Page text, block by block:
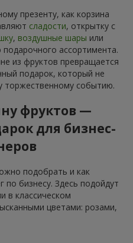
презенту, как корзина
сладости, открытку с
, воздушные шары или
подарочного ассортимента.
из фруктов превращается
подарок, который не
торжественному событию.
фруктов —
для бизнес-
подобрать и как
по бизнесу. Здесь подойдут
в классическом
цветами: розами,